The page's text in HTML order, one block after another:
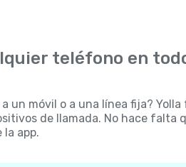
teléfono en
un móvil o a una línea fija?
de llamada. No hace falta
la app.